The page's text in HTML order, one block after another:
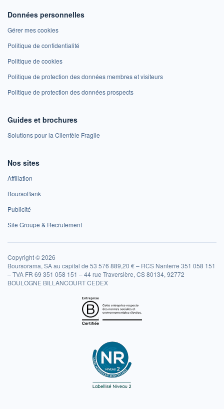
Données personnelles
Gérer mes cookies
Politique de confidentialité
Politique de cookies
Politique de protection des données membres et visiteurs
Politique de protection des données prospects
Guides et brochures
Solutions pour la Clientèle Fragile
Nos sites
Affiliation
BoursoBank
Publicité
Site Groupe & Recrutement
Copyright © 2026
Boursorama, SA au capital de 53 576 889,20 € – RCS Nanterre 351 058 151
– TVA FR 69 351 058 151 – 44 rue Traversière, CS 80134, 92772
BOULOGNE BILLANCOURT CEDEX